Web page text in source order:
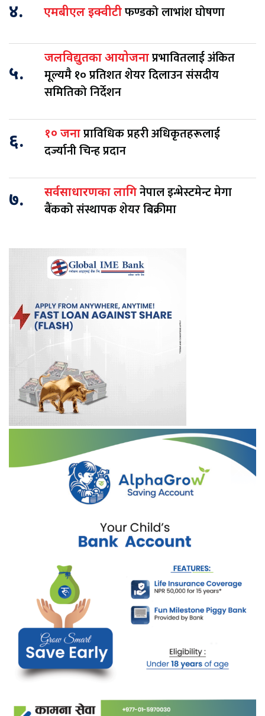
४. एमबीएल इक्वीटीफण्डको लाभांश घोषणा
५.
जलविद्युतका आयोजनाप्रभावितलाई अंकित
मूल्यमै १० प्रतिशत शेयर दिलाउन संसदीय
समितिको निर्देशन
६. १० जनाप्राविधिक प्रहरी अधिकृतहरूलाई
दर्ज्यानी चिन्ह प्रदान
७. सर्वसाधारणका लागिनेपाल इन्भेस्टमेन्ट मेगा
बैंकको संस्थापक शेयर बिक्रीमा